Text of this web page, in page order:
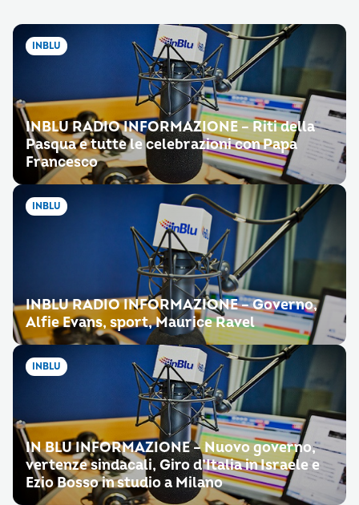
INBLU
INBLU RADIO INFORMAZIONE – Riti della
Pasqua e tutte le celebrazioni con Papa
Francesco
INBLU
INBLU RADIO INFORMAZIONE – Governo,
Alfie Evans, sport, Maurice Ravel
INBLU
IN BLU INFORMAZIONE – Nuovo governo,
vertenze sindacali, Giro d’Italia in Israele e
Ezio Bosso in studio a Milano